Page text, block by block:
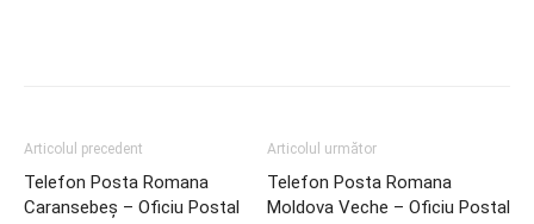
Articolul precedent
Telefon Posta Romana
Caransebeş – Oficiu Postal
Articolul următor
Telefon Posta Romana
Moldova Veche – Oficiu Postal